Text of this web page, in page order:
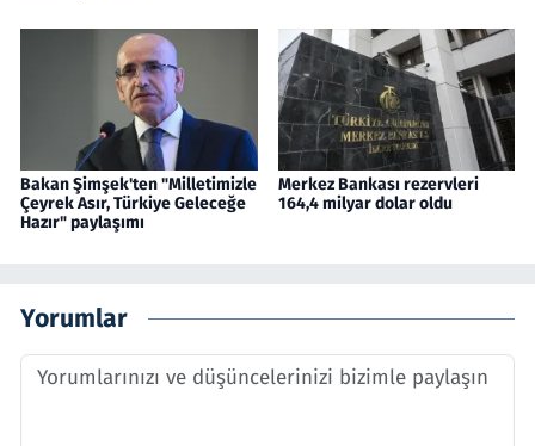
Bakan Şimşek'ten "Milletimizle
Çeyrek Asır, Türkiye Geleceğe
Hazır" paylaşımı
Merkez Bankası rezervleri
164,4 milyar dolar oldu
Yorumlar